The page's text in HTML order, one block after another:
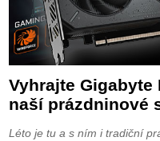
Vyhrajte Gigabyte
naší prázdninové
Léto je tu a s ním i tradiční